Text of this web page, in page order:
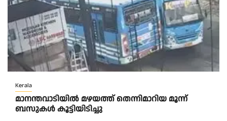
Kerala
മാനന്തവാടിയിൽ മഴയത്ത് തെന്നിമാറിയ മൂന്ന്
ബസുകൾ കൂട്ടിയിടിച്ചു